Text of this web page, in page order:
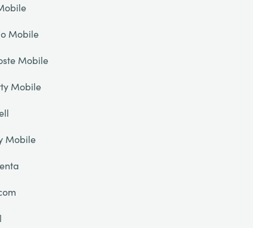
Mobile
Mobile
Mobile
Mobile